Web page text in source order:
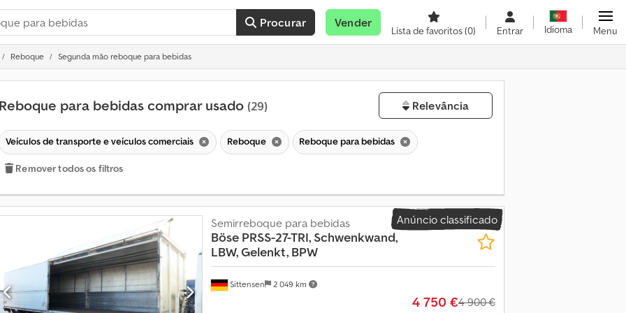
Procurar Vender
Lista de favoritos(0) Entrar Idioma Menu
Reboque Segunda mão reboque para bebidas
Reboque para bebidas comprar usado (29) Relevância
Veículos de transporte e veículos comerciais Reboque Reboque para bebidas
Remover todos os filtros
Anúncio classificado
Sittensen 2 049 km
Semirreboque para bebidas
Böse PRSS-27-TRI, Schwenkwand,
LBW, Gelenkt, BPW
4 750 €4 900 €